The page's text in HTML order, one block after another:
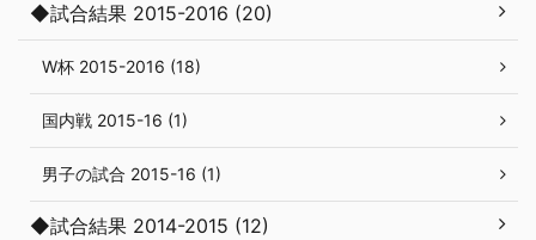
◆試合結果 2015-2016 (20)
W杯 2015-2016 (18)
国内戦 2015-16 (1)
男子の試合 2015-16 (1)
◆試合結果 2014-2015 (12)